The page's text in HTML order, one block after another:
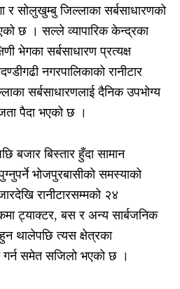
सोलुखुम्बु जिल्लाका सर्बसाधारणको
छ । सल्ले व्यापारिक केन्द्रका
भेगका सर्बसाधारण प्रत्यक्ष
नगरपालिकाको रानीटार
सर्बसाधारणलाई दैनिक उपभोग्य
पैदा भएको छ ।
बजार बिस्तार हुँदा सामान
भोजपुरबासीको समस्याको
रानीटारसम्मको २४
ट्याक्टर, बस र अन्य सार्बजनिक
थालेपछि त्यस क्षेत्रका
समेत सजिलो भएको छ ।